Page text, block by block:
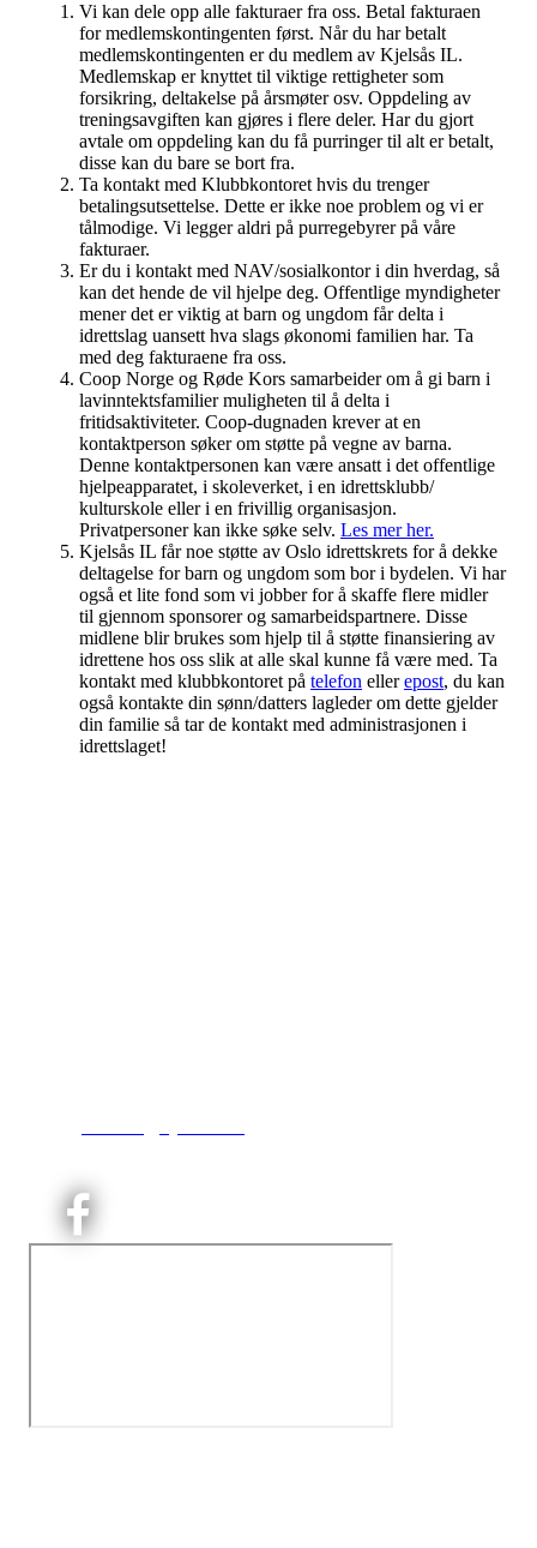
Vi kan dele opp alle fakturaer fra oss. Betal fakturaen
for medlemskontingenten først. Når du har betalt
medlemskontingenten er du medlem av Kjelsås IL.
Medlemskap er knyttet til viktige rettigheter som
forsikring, deltakelse på årsmøter osv. Oppdeling av
treningsavgiften kan gjøres i flere deler. Har du gjort
avtale om oppdeling kan du få purringer til alt er betalt,
disse kan du bare se bort fra.
Ta kontakt med Klubbkontoret hvis du trenger
betalingsutsettelse. Dette er ikke noe problem og vi er
tålmodige. Vi legger aldri på purregebyrer på våre
fakturaer.
Er du i kontakt med NAV/sosialkontor i din hverdag, så
kan det hende de vil hjelpe deg. Offentlige myndigheter
mener det er viktig at barn og ungdom får delta i
idrettslag uansett hva slags økonomi familien har. Ta
med deg fakturaene fra oss.
Coop Norge og Røde Kors samarbeider om å gi barn i
lavinntektsfamilier muligheten til å delta i
fritidsaktiviteter. Coop-dugnaden krever at en
kontaktperson søker om støtte på vegne av barna.
Denne kontaktpersonen kan være ansatt i det offentlige
hjelpeapparatet, i skoleverket, i en idrettsklubb/
kulturskole eller i en frivillig organisasjon.
Privatpersoner kan ikke søke selv. Les mer her.
Kjelsås IL får noe støtte av Oslo idrettskrets for å dekke
deltagelse for barn og ungdom som bor i bydelen. Vi har
også et lite fond som vi jobber for å skaffe flere midler
til gjennom sponsorer og samarbeidspartnere. Disse
midlene blir brukes som hjelp til å støtte finansiering av
idrettene hos oss slik at alle skal kunne få være med. Ta
kontakt med klubbkontoret på telefon ellerepost, du kan
også kontakte din sønn/datters lagleder om dette gjelder
din familie så tar de kontakt med administrasjonen i
idrettslaget!